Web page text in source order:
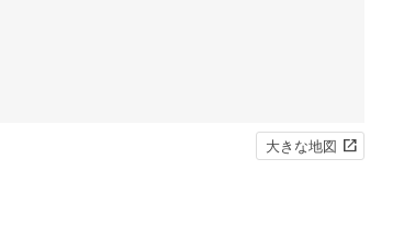
大きな地図